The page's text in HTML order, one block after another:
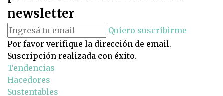
newsletter
Quiero suscribirme
Por favor verifique la dirección de email.
Suscripción realizada con éxito.
Tendencias
Hacedores
Sustentables